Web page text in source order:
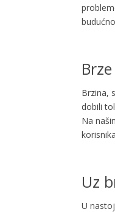
Brzina,
dobili
Na
Uz
U